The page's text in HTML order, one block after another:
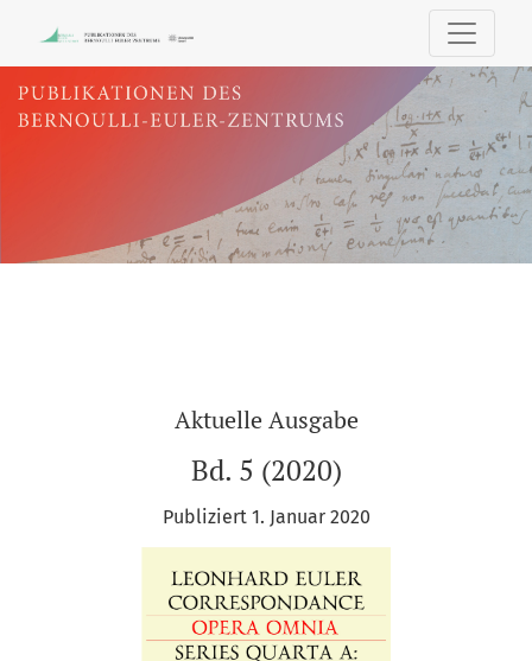
PUBLIKATIONEN DES BERNOULLI-
Aktuelle Ausgabe
Bd. 5 (2020)
Publiziert 1. Januar 2020